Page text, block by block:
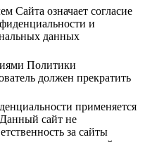
Сайта означает согласие
и
данных
Политики
должен прекратить
применяется
сайт не
за сайты